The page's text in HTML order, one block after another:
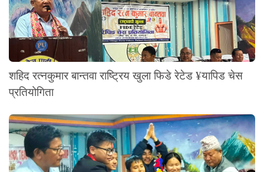
शहिद रत्नकुमार बान्तवा राष्ट्रिय खुला फिडे रेटेड ¥यापिड चेस
प्रतियोगिता